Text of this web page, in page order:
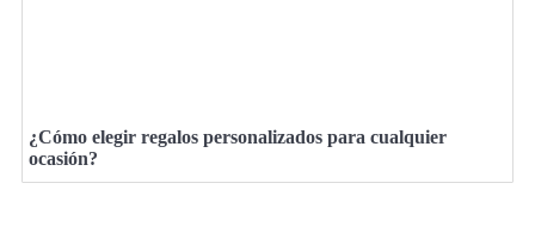
¿Cómo elegir regalos personalizados para cualquier
ocasión?